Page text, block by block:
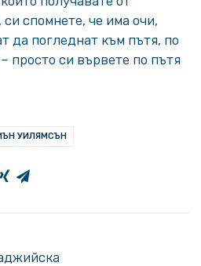
спомнете, че има очи,
да погледнат към пътя, по
просто си вървете по пътя
УИЛЯМСЪН